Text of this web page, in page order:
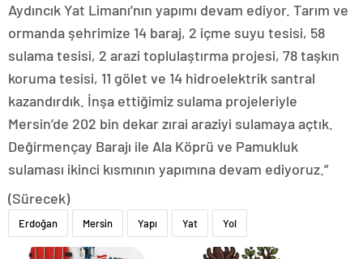
Aydıncık Yat Limanı’nın yapımı devam ediyor. Tarım ve
ormanda şehrimize 14 baraj, 2 içme suyu tesisi, 58
sulama tesisi, 2 arazi toplulaştırma projesi, 78 taşkın
koruma tesisi, 11 gölet ve 14 hidroelektrik santral
kazandırdık. İnşa ettiğimiz sulama projeleriyle
Mersin’de 202 bin dekar zırai araziyi sulamaya açtık.
Değirmençay Barajı ile Ala Köprü ve Pamukluk
sulaması ikinci kısmının yapımına devam ediyoruz.”
(Sürecek)
Erdoğan Mersin Yapı Yat Yol